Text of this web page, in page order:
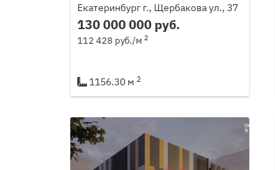
Екатеринбург г., Щербакова ул., 37
130 000 000 руб.
112 428 руб./м 2
1156.30 м 2